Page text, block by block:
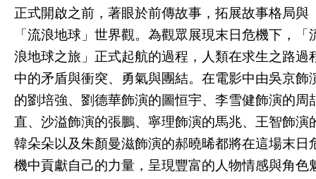
正式開啟之前，著眼於前傳故事，拓展故事格局與
「流浪地球」世界觀。為觀眾展現末日危機下，「
浪地球之旅」正式起航的過程，人類在求生之路過
中的矛盾與衝突、勇氣與團結。在電影中由吳京飾
的劉培強、劉德華飾演的圖恒宇、李雪健飾演的周
直、沙溢飾演的張鵬、寧理飾演的馬兆、王智飾演
韓朵朵以及朱顏曼滋飾演的郝曉晞都將在這場末日
機中貢獻自己的力量，呈現豐富的人物情感與角色